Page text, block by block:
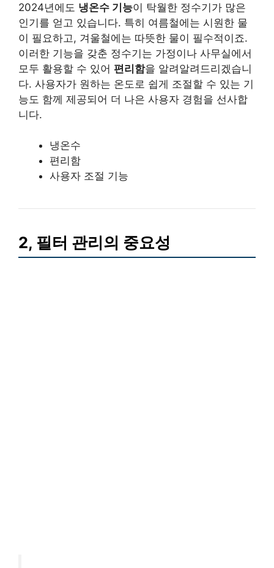
2024년에도 냉온수 기능이 탁월한 정수기가 많은
인기를 얻고 있습니다. 특히 여름철에는 시원한 물
이 필요하고, 겨울철에는 따뜻한 물이 필수적이죠.
이러한 기능을 갖춘 정수기는 가정이나 사무실에서
모두 활용할 수 있어 편리함을 알려알려드리겠습니
다. 사용자가 원하는 온도로 쉽게 조절할 수 있는 기
능도 함께 제공되어 더 나은 사용자 경험을 선사합
니다.
냉온수
편리함
사용자 조절 기능
2, 필터 관리의 중요성